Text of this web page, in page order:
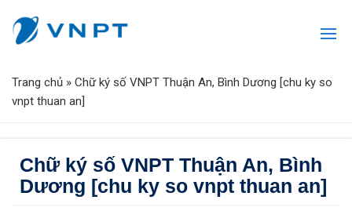
Trang chủ » Chữ ký số VNPT Thuận An, Bình Dương [chu ky so
vnpt thuan an]
Chữ ký số VNPT Thuận An, Bình
Dương [chu ky so vnpt thuan an]